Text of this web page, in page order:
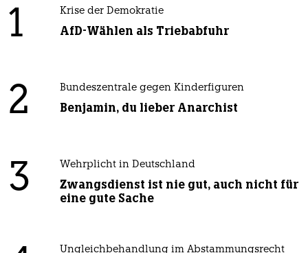
1 Krise der Demokratie
AfD-Wählen als Triebabfuhr
2 Bundeszentrale gegen Kinderfiguren
Benjamin, du lieber Anarchist
3 Wehrplicht in Deutschland
Zwangsdienst ist nie gut, auch nicht für
eine gute Sache
Ungleichbehandlung im Abstammungsrecht